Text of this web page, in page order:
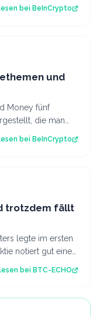
bei BeInCrypto
und
Money fünf
die man
bei BeInCrypto
trotzdem fällt
legte im ersten
notiert gut einen
bei BTC-ECHO